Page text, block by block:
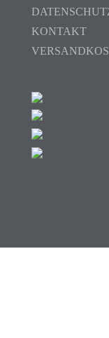
KONTAKT